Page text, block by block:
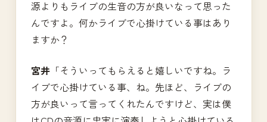
源よりもライブの生音の方が良いなって思った
んですよ。何かライブで心掛けている事はあり
ますか？
宮井 「そういってもらえると嬉しいですね。ラ
イブで心掛けている事、ね。先ほど、ライブの
方が良いって言ってくれたんですけど、実は僕